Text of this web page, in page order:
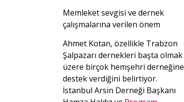
Memleket sevgisi ve dernek
çalışmalarına verilen önem
Ahmet Kotan, özellikle Trabzon
Şalpazarı dernekleri başta olmak
üzere birçok hemşehri derneğine
destek verdiğini belirtiyor.
İstanbul Arsin Derneği Başkanı